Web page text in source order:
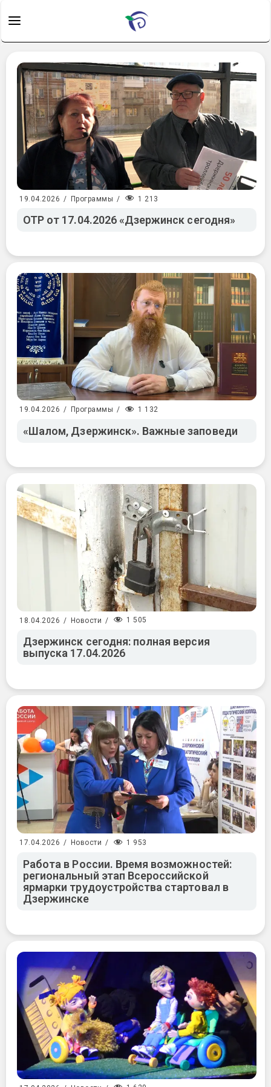
19.04.2026 / Программы / 1 213
ОТР от 17.04.2026 «Дзержинск сегодня»
19.04.2026 / Программы / 1 132
«Шалом, Дзержинск». Важные заповеди
18.04.2026 / Новости / 1 505
Дзержинск сегодня: полная версия
выпуска 17.04.2026
17.04.2026 / Новости / 1 953
Работа в России. Время возможностей:
региональный этап Всероссийской
ярмарки трудоустройства стартовал в
Дзержинске